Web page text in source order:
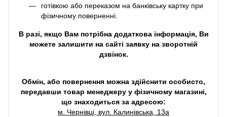
готівкою або переказом на банківську картку при
фізичному поверненні.
В разі, якщо Вам потрібна додаткова інформація, Ви
можете залишити на сайті заявку на зворотній
дзвінок.
Обмін, або повернення можна здійснити особисто,
передавши товар менеджеру у фізичному магазині,
що знаходиться за адресою:
м. Чернівці, вул. Калинівська, 13а